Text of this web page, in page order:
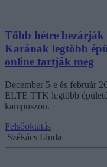
Több hétre bezárják
Karának legtöbb
online tartják meg
December 5-e és február
ELTE TTK legtöbb
kampuszon.
Felsőoktatás
Székács Linda